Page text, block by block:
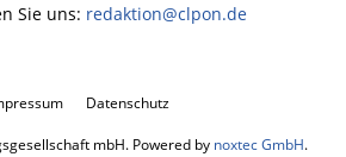
Sie uns: redaktion@clpon.de
Datenschutz
mbH. Powered by noxtec GmbH.